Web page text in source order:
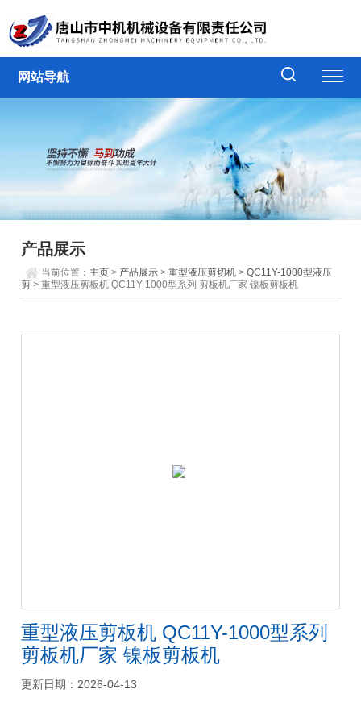
网站导航
产品展示
当前位置： 主页 > 产品展示 >重型液压剪切机 >QC11Y-1000型液压
剪 > 重型液压剪板机 QC11Y-1000型系列 剪板机厂家 镍板剪板机
重型液压剪板机 QC11Y-1000型系列
剪板机厂家 镍板剪板机
更新日期：2026-04-13